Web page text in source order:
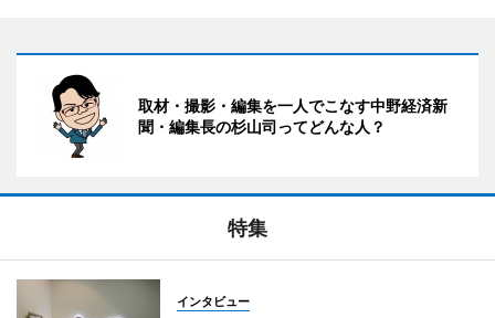
取材・撮影・編集を一人でこなす中野経済新
聞・編集長の杉山司ってどんな人？
特集
インタビュー